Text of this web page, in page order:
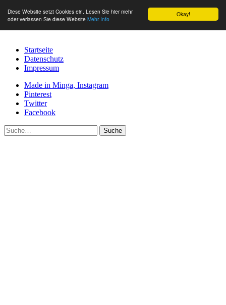
Okay!
Diese Website setzt Cookies ein. Lesen Sie hier mehr
oder verlassen Sie diese Website Mehr Info
Startseite
Datenschutz
Impressum
Made in Minga, Instagram
Pinterest
Twitter
Facebook
Suche